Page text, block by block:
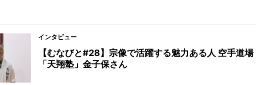
インタビュー
【むなびと#28】宗像で活躍する魅力ある人 空手道場
「天翔塾」金子保さん